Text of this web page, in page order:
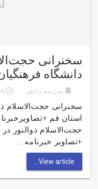
سخنرانی
دانشگاه
bookmark مدرسه دانش access_time
ago
سخنرانی حجت‌الاسلام
استان قم
حجت‌الاسلام ذوالنور
+تصاویر خبرنامه …
View article...